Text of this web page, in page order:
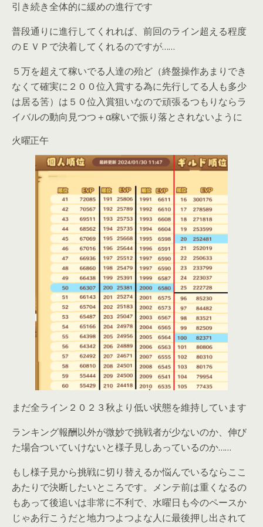
引き続き全体的に緩めの進行です
普段通りに進行してくれれば、前回のライン超える程度
のＥＶＰで決着してくれるのですが……
５万を超えて稼いでる人達の殆ど（終盤操作あまりでき
なくて確実に２００位入賞する為に先行してる人も多少
は居る筈）は５０位入賞狙いなので頑張るつもりならラ
イバルの動向見つつ＋α稼いで振り落とされないように
火曜正午
まだ全ライン２０２３秋より低い状態を維持しています
ランキング報酬以外が微妙で挑戦者が少ないのか、伸び
た場合ついていけないと様子見しあっているのか……
もし様子見から挑戦に切り替えるか悩んでいるならここ
あたりで決断したいところです。メンテ前は重くなるの
もあって後追いは非常に不利で、水曜日も今のペースか
じゃあ行こうだと地力つよつよな人に最後押し出されて